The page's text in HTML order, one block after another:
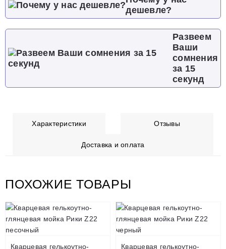
дешевле?
Развеем
Ваши
сомнения
за 15
секунд
Характеристики Отзывы
Доставка и оплата
ПОХОЖИЕ ТОВАРЫ
Кварцевая гелькоутно- Кварцевая гелькоутно-